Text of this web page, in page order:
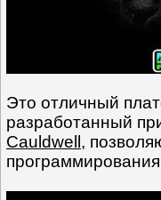
Это отличный
разработанный
Cauldwell ,